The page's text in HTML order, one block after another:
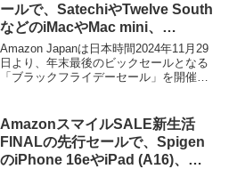
ールで、SatechiやTwelve South
などのiMacやMac mini、
MacBook用USBハブやスタンド
が特別価格で販売中。
Amazon Japanは日本時間2024年11月29
日より、年末最後のビックセールとなる
「ブラックフライデーセール」を開催し
のMac用アクセサリーが特選タイムセー
ルとなっています。
AmazonスマイルSALE新生活
FINALの先行セールで、Spigen
のiPhone 16eやiPad (A16)、